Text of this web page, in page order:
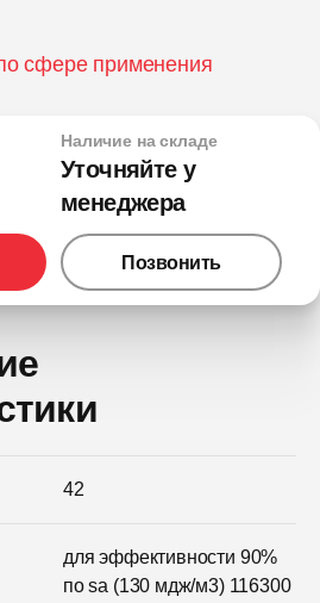
сфере применения
Наличие на складе
Уточняйте у
менеджера
Позвонить
42
для эффективности 90%
по sa (130 мдж/м3) 116300